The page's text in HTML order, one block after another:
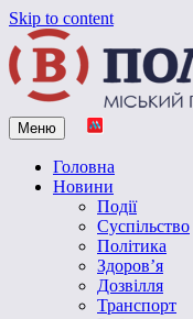
Skip to content
Vpoltave.info
Полтавський портал
Меню
Головна
Новини
Події
Суспільство
Політика
Здоров’я
Дозвілля
Транспорт